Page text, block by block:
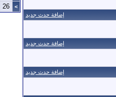
إضافة حدث جديد
إضافة حدث جديد
إضافة حدث جديد
>
26